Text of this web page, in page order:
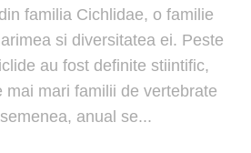
familia Cichlidae, o familie
si diversitatea ei. Peste
au fost definite stiintific,
mai mari familii de vertebrate
anual se...